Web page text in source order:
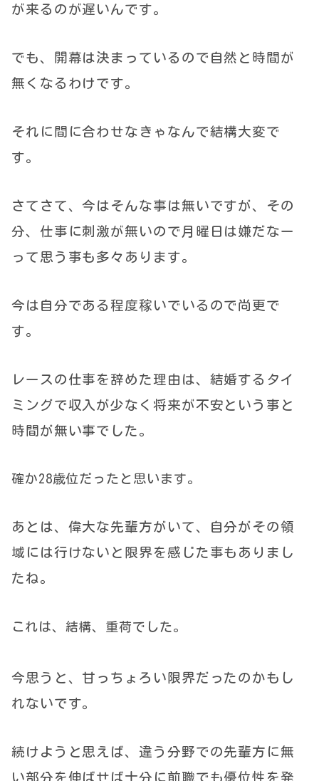
が来るのが遅いんです。
でも、開幕は決まっているので自然と時間が
無くなるわけです。
それに間に合わせなきゃなんで結構大変で
す。
さてさて、今はそんな事は無いですが、その
分、仕事に刺激が無いので月曜日は嫌だなー
って思う事も多々あります。
今は自分である程度稼いでいるので尚更で
す。
レースの仕事を辞めた理由は、結婚するタイ
ミングで収入が少なく将来が不安という事と
時間が無い事でした。
確か28歳位だったと思います。
あとは、偉大な先輩方がいて、自分がその領
域には行けないと限界を感じた事もありまし
たね。
これは、結構、重荷でした。
今思うと、甘っちょろい限界だったのかもし
れないです。
続けようと思えば、違う分野での先輩方に無
い部分を伸ばせば十分に前職でも優位性を発